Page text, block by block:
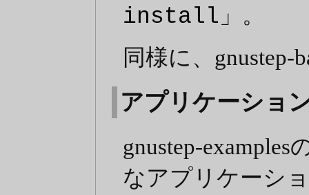
install 」。
同様に、
アプリケーショ
gnustep-
なアプリケーシ